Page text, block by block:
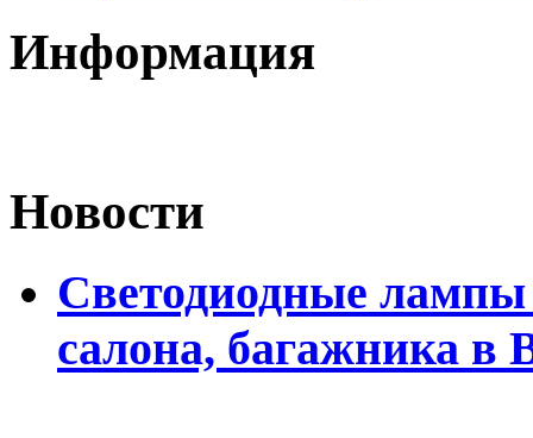
Информация
Новости
Светодиодные лампы
салона, багажника в